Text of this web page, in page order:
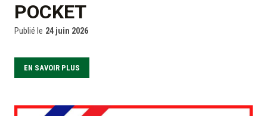
POCKET
Publié le 24 juin 2026
EN SAVOIR PLUS